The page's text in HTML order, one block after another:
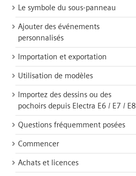
Le symbole du sous-panneau
Ajouter des événements
personnalisés
Importation et exportation
Utilisation de modèles
Importez des dessins ou des
pochoirs depuis Electra E6 / E7 / E8
Questions fréquemment posées
Commencer
Achats et licences